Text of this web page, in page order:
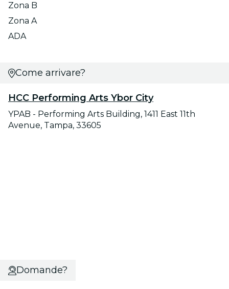
Zona B
Zona A
ADA
Come arrivare?
HCC Performing Arts Ybor City
YPAB - Performing Arts Building, 1411 East 11th
Avenue, Tampa, 33605
Domande?